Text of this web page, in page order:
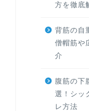
方を徹底
背筋の自
僧帽筋や
介
腹筋の下
選！シッ
レ方法